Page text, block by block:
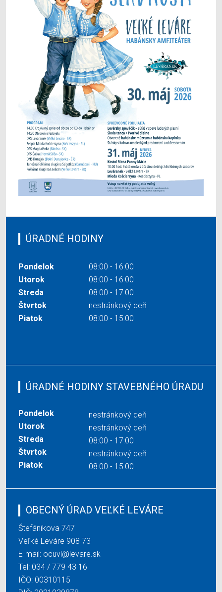
ÚRADNÉ HODINY
Pondelok
08:00 - 16:00
Utorok
08:00 - 16:00
Streda
08:00 - 17:00
Štvrtok
nestránkový deň
Piatok
08:00 - 15:00
ÚRADNÉ HODINY STAVEBNÉHO ÚRADU
Pondelok
nestránkový deň
Utorok
nestránkový deň
Streda
08:00 - 17:00
Štvrtok
nestránkový deň
Piatok
08:00 - 15:00
OBECNÝ ÚRAD VEĽKÉ LEVÁRE
Štefánikova 747
Veľké Leváre 908 73
E-mail: ocuvl@levare.sk
Tel: 034 / 779 43 16
IČO: 00310115